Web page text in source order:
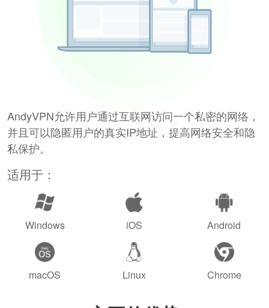
AndyVPN允许用户通过互联网访问一个私密的网络，
并且可以隐匿用户的真实IP地址，提高网络安全和隐
私保护。
适用于：
Windows iOS Android
macOS Linux Chrome